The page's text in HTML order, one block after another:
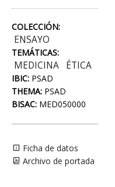
COLECCIÓN:
ENSAYO
TEMÁTICAS:
MEDICINA ÉTICA
IBIC: PSAD
THEMA: PSAD
BISAC: MED050000
Ficha de datos
Archivo de portada